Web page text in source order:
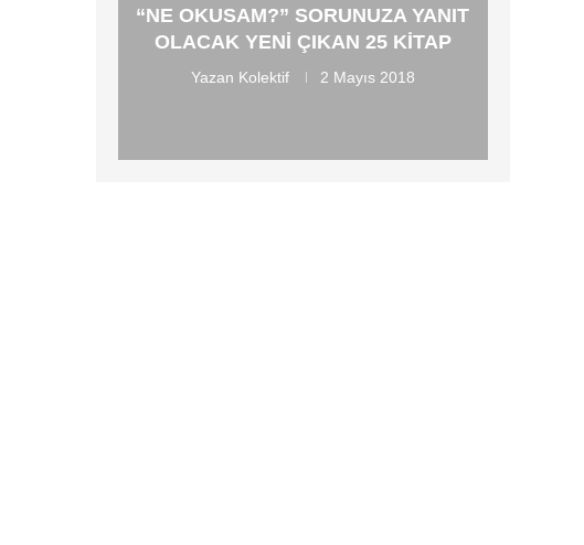
“NE OKUSAM?” SORUNUZA YANIT
OLACAK YENI ÇIKAN 25 KITAP
Yazan Kolektif 2 Mayıs 2018